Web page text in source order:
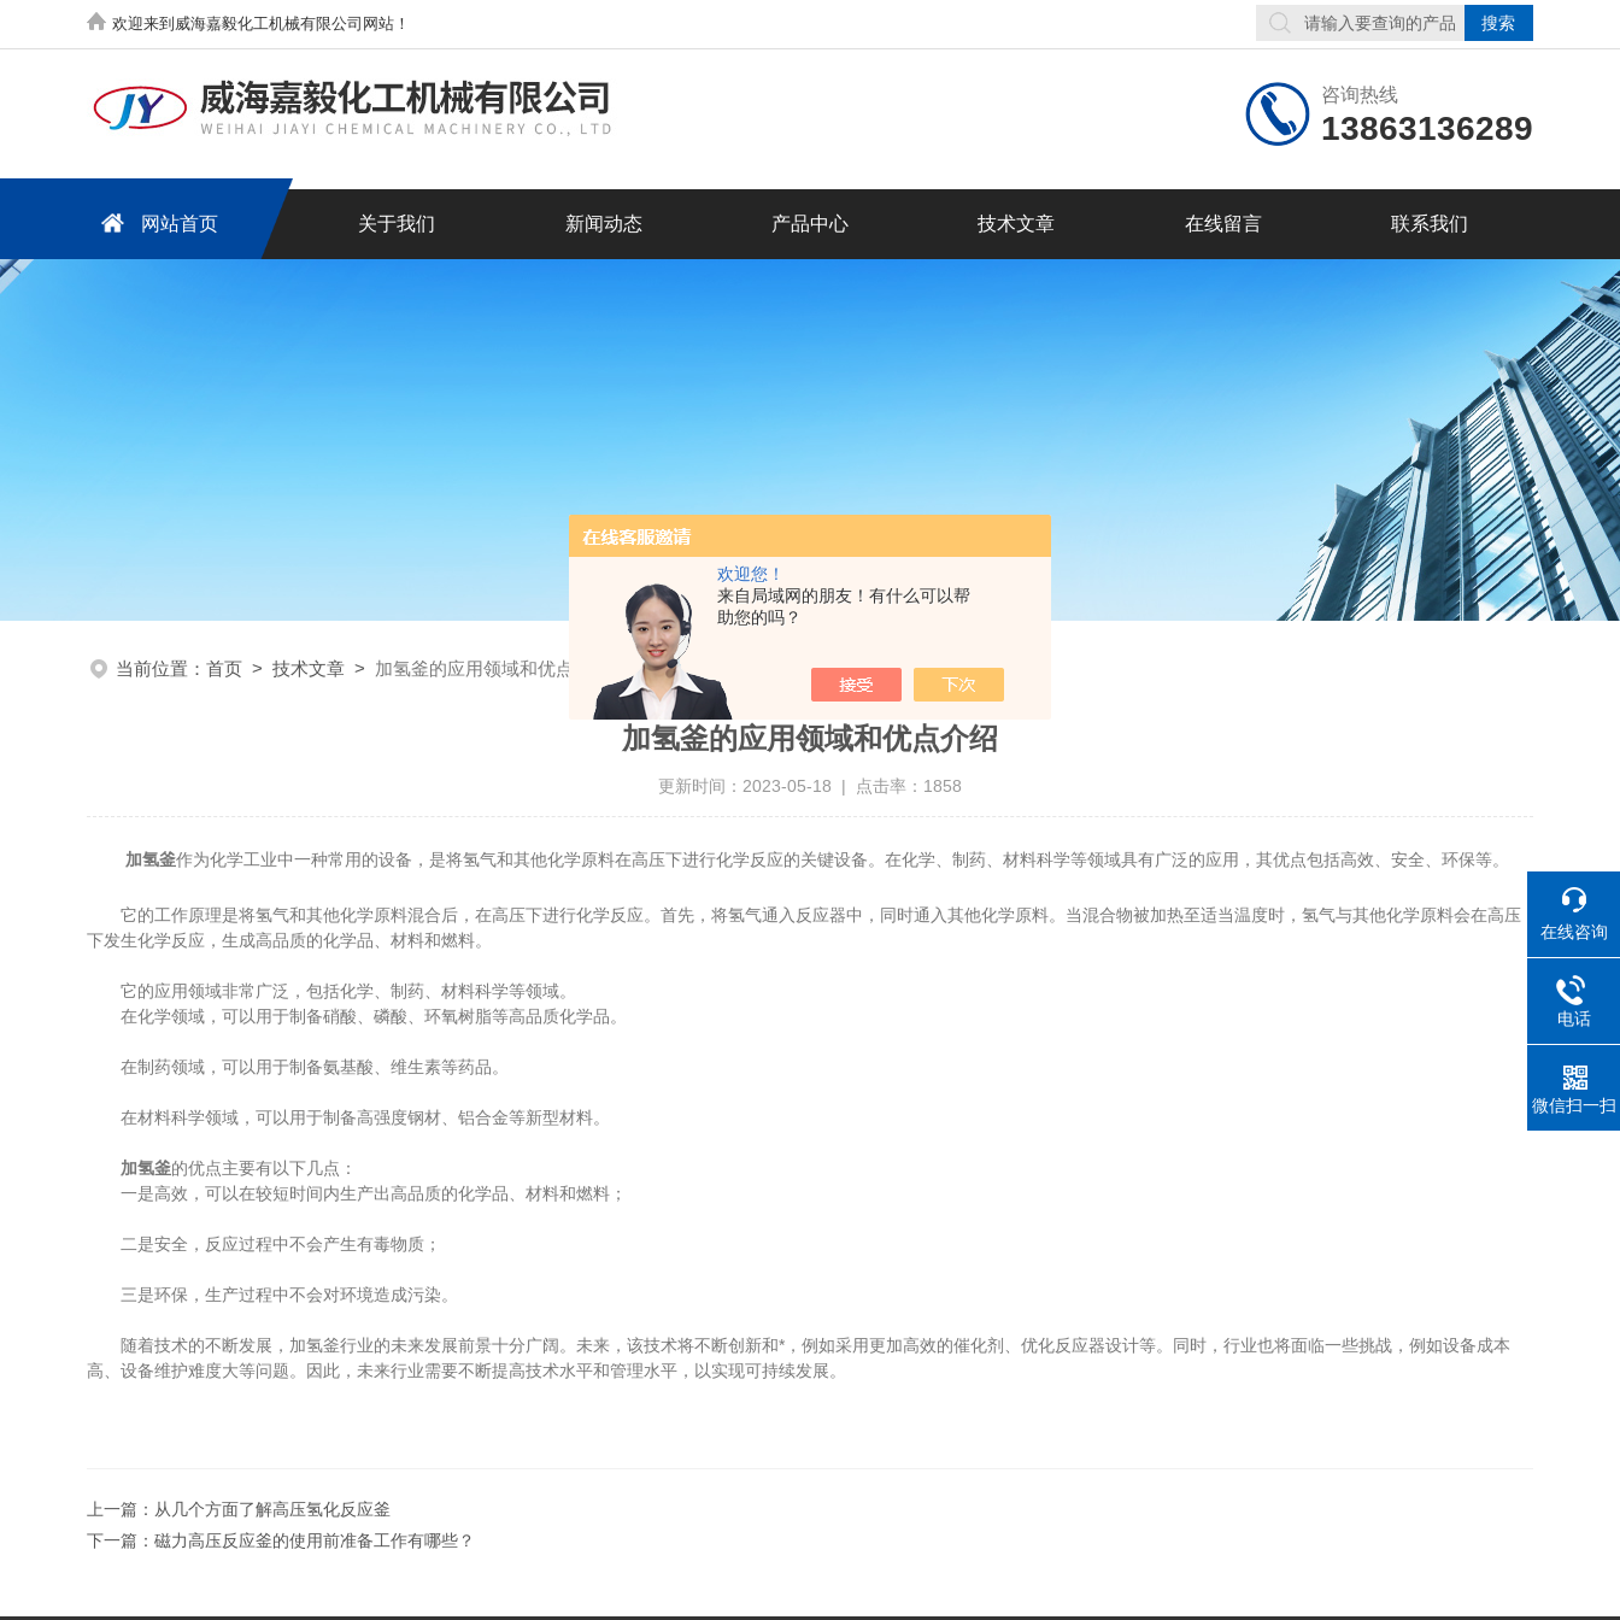
欢迎您！
来自局域网的朋友！有什么可以帮
助您的吗？
欢迎来到威海嘉毅化工机械有限公司网站！
咨询热线
13863136289
网站首页 关于我们 新闻动态 产品中心 技术文章 在线留言 联系我们
当前位置： 首页 > 技术文章 > 加氢釜的应用领域和优点介绍
加氢釜的应用领域和优点介绍
更新时间：2023-05-18 | 点击率：1858
加氢釜作为化学工业中一种常用的设备，是将氢气和其他化学原料在高压下进行化学反应的关键设备。在化学、制药、材料科学等领域具有广泛的应用，其优点包括高效、安全、环保等。
它的工作原理是将氢气和其他化学原料混合后，在高压下进行化学反应。首先，将氢气通入反应器中，同时通入其他化学原料。当混合物被加热至适当温度时，氢气与其他化学原料会在高压
下发生化学反应，生成高品质的化学品、材料和燃料。
它的应用领域非常广泛，包括化学、制药、材料科学等领域。
在化学领域，可以用于制备硝酸、磷酸、环氧树脂等高品质化学品。
在制药领域，可以用于制备氨基酸、维生素等药品。
在材料科学领域，可以用于制备高强度钢材、铝合金等新型材料。
加氢釜的优点主要有以下几点：
一是高效，可以在较短时间内生产出高品质的化学品、材料和燃料；
二是安全，反应过程中不会产生有毒物质；
三是环保，生产过程中不会对环境造成污染。
随着技术的不断发展，加氢釜行业的未来发展前景十分广阔。未来，该技术将不断创新和*，例如采用更加高效的催化剂、优化反应器设计等。同时，行业也将面临一些挑战，例如设备成本
高、设备维护难度大等问题。因此，未来行业需要不断提高技术水平和管理水平，以实现可持续发展。
上一篇： 从几个方面了解高压氢化反应釜
下一篇： 磁力高压反应釜的使用前准备工作有哪些？
在线咨询
电话
微信扫一扫